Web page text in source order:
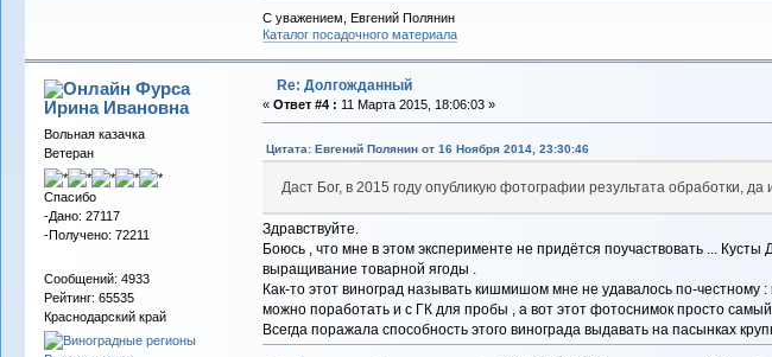
С уважением, Евгений Полянин
Каталог посадочного материала
Фурса
Ирина Ивановна
Вольная казачка
Ветеран
Спасибо
-Дано: 27117
-Получено: 72211
Сообщений: 4933
Рейтинг: 65535
Краснодарский край
Re: Долгожданный
« Ответ #4 : 11 Марта 2015, 18:06:03 »
Цитата: Евгений Полянин от 16 Ноября 2014, 23:30:46
Даст Бог, в 2015 году опубликую фотографии результата обработки,
Здравствуйте.
Боюсь , что мне в этом эксперименте не придётся поучаствовать ...
выращивание товарной ягоды .
Как-то этот виноград называть кишмишом мне не удавалось по-честному
можно поработать и с ГК для пробы , а вот этот фотоснимок просто
Всегда поражала способность этого винограда выдавать на пасынках